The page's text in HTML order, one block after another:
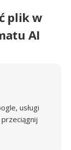
plik w
AI
usługi